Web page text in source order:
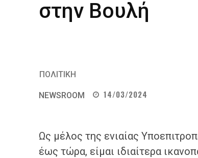
στην Βουλή
ΠΟΛΙΤΙΚΗ
NEWSROOM 14/03/2024
Ως μέλος της ενιαίας
έως τώρα, είμαι ιδιαίτερα